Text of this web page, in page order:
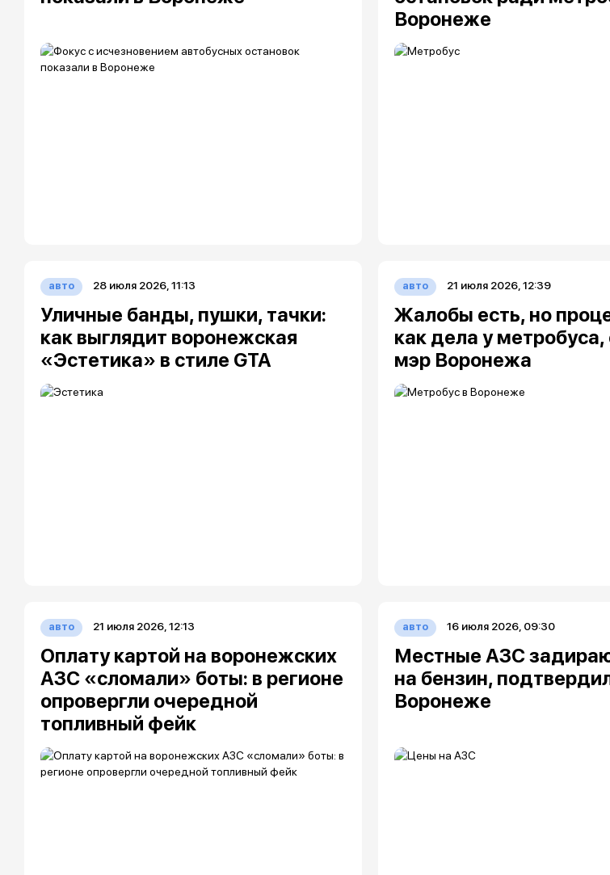
Воронеже
авто 28 июля 2026, 11:13
Уличные банды, пушки, тачки:
как выглядит воронежская
«Эстетика» в стиле GTA
авто 21 июля 2026, 12:39
Жалобы есть, но
как дела у метробуса,
мэр Воронежа
авто 21 июля 2026, 12:13
Оплату картой на воронежских
АЗС «сломали» боты: в регионе
опровергли очередной
топливный фейк
авто 16 июля 2026, 09:30
Местные АЗС
на бензин,
Воронеже